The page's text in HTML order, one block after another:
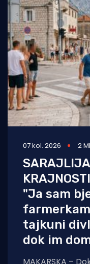
07 kol. 2026 2
SARAJLIJA
"Ja sam
tajkuni
dok im
MAKARSKA –